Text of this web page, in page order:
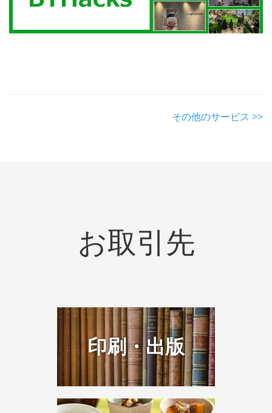
その他のサービス >>
お取引先
印刷・出版